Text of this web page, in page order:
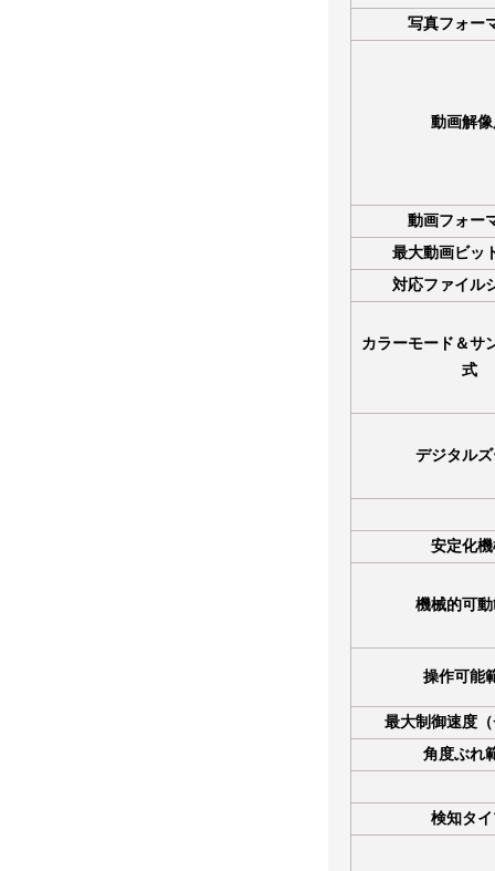
写真フォー
動画解
動画フォー
最大動画ビッ
対応ファイル
カラーモード＆サ
式
デジタル
安定化
機械的可
操作可能
最大制御速度
角度ぶれ
検知タ